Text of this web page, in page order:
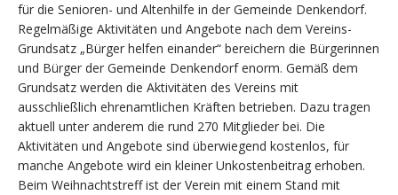
für die Senioren- und Altenhilfe in der Gemeinde Denkendorf.
Regelmäßige Aktivitäten und Angebote nach dem Vereins-
Grundsatz „Bürger helfen einander“ bereichern die Bürgerinnen
und Bürger der Gemeinde Denkendorf enorm. Gemäß dem
Grundsatz werden die Aktivitäten des Vereins mit
ausschließlich ehrenamtlichen Kräften betrieben. Dazu tragen
aktuell unter anderem die rund 270 Mitglieder bei. Die
Aktivitäten und Angebote sind überwiegend kostenlos, für
manche Angebote wird ein kleiner Unkostenbeitrag erhoben.
Beim Weihnachtstreff ist der Verein mit einem Stand mit